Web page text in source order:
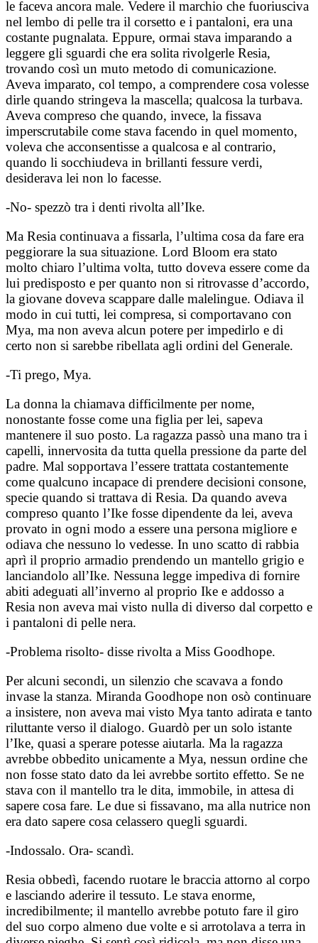
le faceva ancora male. Vedere il marchio che fuoriusciva
nel lembo di pelle tra il corsetto e i pantaloni, era una
costante pugnalata. Eppure, ormai stava imparando a
leggere gli sguardi che era solita rivolgerle Resia,
trovando così un muto metodo di comunicazione.
Aveva imparato, col tempo, a comprendere cosa volesse
dirle quando stringeva la mascella; qualcosa la turbava.
Aveva compreso che quando, invece, la fissava
imperscrutabile come stava facendo in quel momento,
voleva che acconsentisse a qualcosa e al contrario,
quando li socchiudeva in brillanti fessure verdi,
desiderava lei non lo facesse.
-No- spezzò tra i denti rivolta all’Ike.
Ma Resia continuava a fissarla, l’ultima cosa da fare era
peggiorare la sua situazione. Lord Bloom era stato
molto chiaro l’ultima volta, tutto doveva essere come da
lui predisposto e per quanto non si ritrovasse d’accordo,
la giovane doveva scappare dalle malelingue. Odiava il
modo in cui tutti, lei compresa, si comportavano con
Mya, ma non aveva alcun potere per impedirlo e di
certo non si sarebbe ribellata agli ordini del Generale.
-Ti prego, Mya.
La donna la chiamava difficilmente per nome,
nonostante fosse come una figlia per lei, sapeva
mantenere il suo posto. La ragazza passò una mano tra i
capelli, innervosita da tutta quella pressione da parte del
padre. Mal sopportava l’essere trattata costantemente
come qualcuno incapace di prendere decisioni consone,
specie quando si trattava di Resia. Da quando aveva
compreso quanto l’Ike fosse dipendente da lei, aveva
provato in ogni modo a essere una persona migliore e
odiava che nessuno lo vedesse. In uno scatto di rabbia
aprì il proprio armadio prendendo un mantello grigio e
lanciandolo all’Ike. Nessuna legge impediva di fornire
abiti adeguati all’inverno al proprio Ike e addosso a
Resia non aveva mai visto nulla di diverso dal corpetto e
i pantaloni di pelle nera.
-Problema risolto- disse rivolta a Miss Goodhope.
Per alcuni secondi, un silenzio che scavava a fondo
invase la stanza. Miranda Goodhope non osò continuare
a insistere, non aveva mai visto Mya tanto adirata e tanto
riluttante verso il dialogo. Guardò per un solo istante
l’Ike, quasi a sperare potesse aiutarla. Ma la ragazza
avrebbe obbedito unicamente a Mya, nessun ordine che
non fosse stato dato da lei avrebbe sortito effetto. Se ne
stava con il mantello tra le dita, immobile, in attesa di
sapere cosa fare. Le due si fissavano, ma alla nutrice non
era dato sapere cosa celassero quegli sguardi.
-Indossalo. Ora- scandì.
Resia obbedì, facendo ruotare le braccia attorno al corpo
e lasciando aderire il tessuto. Le stava enorme,
incredibilmente; il mantello avrebbe potuto fare il giro
del suo corpo almeno due volte e si arrotolava a terra in